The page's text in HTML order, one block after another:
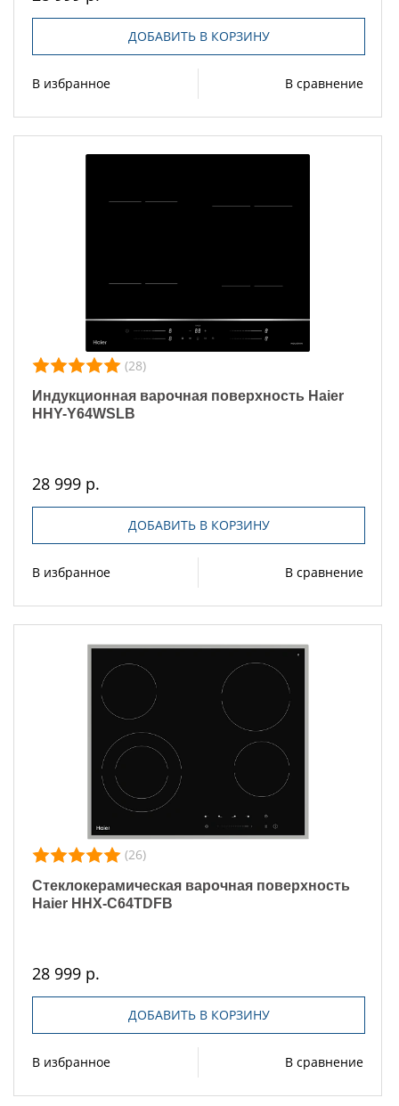
ДОБАВИТЬ В КОРЗИНУ
В избранное В сравнение
(28)
Индукционная варочная поверхность Haier
HHY-Y64WSLB
28 999 р.
ДОБАВИТЬ В КОРЗИНУ
В избранное В сравнение
(26)
Стеклокерамическая варочная поверхность
Haier HHX-C64TDFB
28 999 р.
ДОБАВИТЬ В КОРЗИНУ
В избранное В сравнение